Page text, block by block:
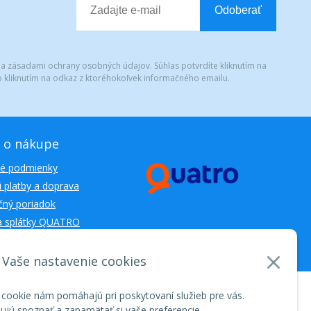
Vaše nastavenie cookies
nám pomáhajú pri poskytovaní služieb pre vás.
Odoberať
ochrany osobných údajov. Súhlas potvrdíte kliknutím na
na odkaz z ktoréhokoľvek informačného emailu.
nákupe
podmienky
platby a doprava
poriadok
splátky QUATRO
WEBYGROUP • dbartzvyšovanie návštevnosti•